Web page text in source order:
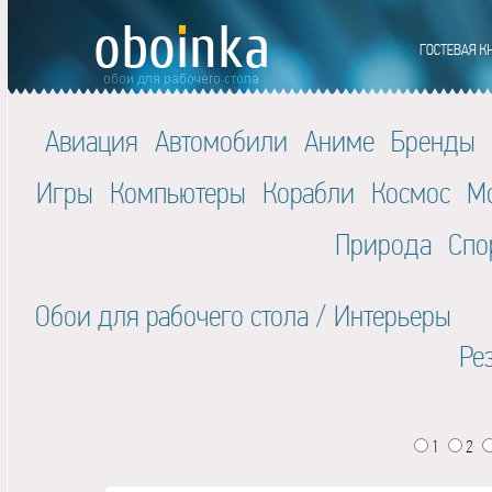
Авиация Автомобили Аниме Бренды
Игры Компьютеры Корабли Космос
Природа
Обои для рабочего стола / Интерьеры
1 2